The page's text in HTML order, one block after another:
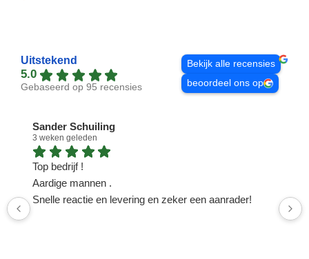
Uitstekend
5.0
Gebaseerd op 95 recensies
Bekijk alle recensies
beoordeel ons op
Sander Schuiling
3 weken geleden
Top bedrijf !
Aardige mannen .
Snelle reactie en levering en zeker een aanrader!